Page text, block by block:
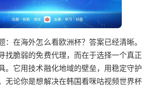
：在海外怎么看欧洲杯？答案已经清晰。
找脆弱的免费代理，而在于选择一个真正
。它用技术融化地域的壁垒，用稳定守护
无论你是想解决在韩国看咪咕视频世界杯